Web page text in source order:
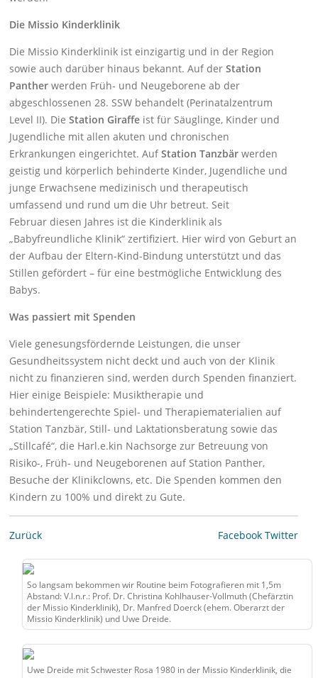
Die Missio Kinderklinik
Die Missio Kinderklinik ist einzigartig und in der Region
sowie auch darüber hinaus bekannt. Auf derStation
Panther werden Früh- und Neugeborene ab der
abgeschlossenen 28. SSW behandelt (Perinatalzentrum
Level II). DieStation Giraffe ist für Säuglinge, Kinder und
Jugendliche mit allen akuten und chronischen
Erkrankungen eingerichtet. AufStation Tanzbär werden
geistig und körperlich behinderte Kinder, Jugendliche und
junge Erwachsene medizinisch und therapeutisch
umfassend und rund um die Uhr betreut.Seit
Februar diesen Jahres ist die Kinderklinik als
„Babyfreundliche Klinik“ zertifiziert. Hier wird von Geburt an
der Aufbau der Eltern-Kind-Bindung unterstützt und das
Stillen gefördert – für eine bestmögliche Entwicklung des
Babys.
Was passiert mit Spenden
Viele genesungsfördernde Leistungen, die unser
Gesundheitssystem nicht deckt und auch von der Klinik
nicht zu finanzieren sind, werden durch Spenden finanziert.
Hier einige Beispiele: Musiktherapie und
behindertengerechte Spiel- und Therapiematerialien auf
Station Tanzbär, Still- und Laktationsberatung sowie das
„Stillcafé“, die Harl.e.kin Nachsorge zur Betreuung von
Risiko-, Früh- und Neugeborenen auf Station Panther,
Besuche der Klinikclowns, etc. Die Spenden kommen den
Kindern zu 100% und direkt zu Gute.
Zurück Facebook Twitter
So langsam bekommen wir Routine beim Fotografieren mit 1,5m
Abstand: V.l.n.r.: Prof. Dr. Christina Kohlhauser-Vollmuth (Chefärztin
der Missio Kinderklinik), Dr. Manfred Doerck (ehem. Oberarzt der
Missio Kinderklinik) und Uwe Dreide.
Uwe Dreide mit Schwester Rosa 1980 in der Missio Kinderklinik, die